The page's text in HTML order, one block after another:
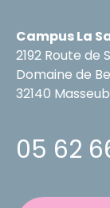
Campus La
2192 Route de
Domaine de
32140
05 62